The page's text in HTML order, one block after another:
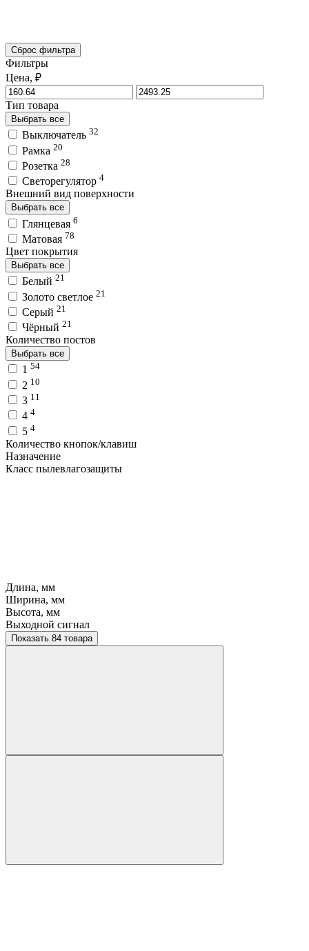
Сброс фильтра
Фильтры
Цена, ₽
Тип товара
Выбрать все
Выключатель 32
Рамка 20
Розетка 28
Светорегулятор 4
Внешний вид поверхности
Выбрать все
Глянцевая 6
Матовая 78
Цвет покрытия
Выбрать все
Белый 21
Золото светлое 21
Серый 21
Чёрный 21
Количество постов
Выбрать все
1 54
2 10
3 11
4 4
5 4
Количество кнопок/клавиш
Назначение
Класс пылевлагозащиты
Длина, мм
Ширина, мм
Высота, мм
Выходной сигнал
Показать 84 товара